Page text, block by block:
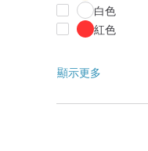
白色
紅色
顯示更多